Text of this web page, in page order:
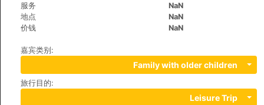
服务
NaN
地点
NaN
价钱
NaN
嘉宾类别 :
Family with older children
旅行目的:
Leisure Trip
Calle Cruz de Tejeda S/N, 35328